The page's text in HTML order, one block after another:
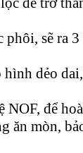
sẽ ra
hình dẻo
NOF, để
ăn mòn,